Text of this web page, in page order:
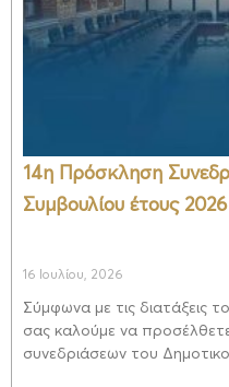
14η Πρόσκληση
Συμβουλίου έτους 2026
16 Ιουλίου, 2026
Σύμφωνα με τις διατάξεις
σας καλούμε να
συνεδριάσεων του